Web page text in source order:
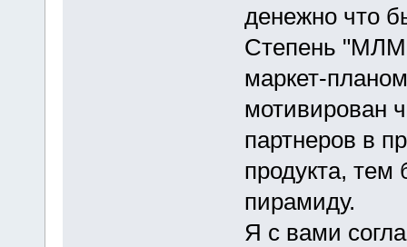
денежно что
Степень
маркет-
мотивирован
партнеров в
продукта,
пирамиду.
Я с вами